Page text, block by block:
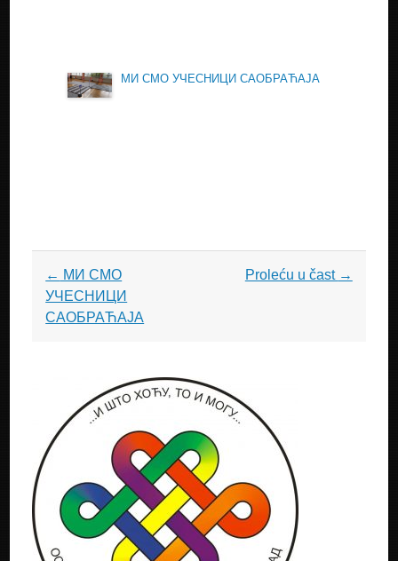
МИ СМО УЧЕСНИЦИ САОБРАЋАЈА
Post
navigation
← МИ СМО
УЧЕСНИЦИ
САОБРАЋАЈА
Proleću u čast →